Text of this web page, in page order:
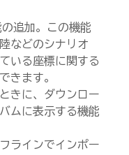
追加。この機能
などのシナリオ
いる座標に関する
きます。
きに、ダウンロー
ムに表示する機能
ラインでインポー